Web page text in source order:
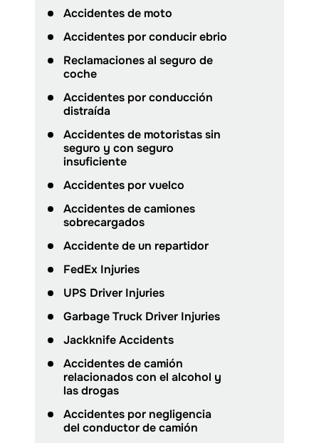
Accidentes de moto
Accidentes por conducir ebrio
Reclamaciones al seguro de
coche
Accidentes por conducción
distraída
Accidentes de motoristas sin
seguro y con seguro
insuficiente
Accidentes por vuelco
Accidentes de camiones
sobrecargados
Accidente de un repartidor
FedEx Injuries
UPS Driver Injuries
Garbage Truck Driver Injuries
Jackknife Accidents
Accidentes de camión
relacionados con el alcohol y
las drogas
Accidentes por negligencia
del conductor de camión